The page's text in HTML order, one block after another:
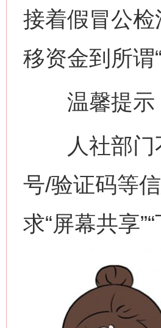
接着假冒公
移资金到所谓
温馨提示
人社部门不
号/验证码等
求“屏幕共享